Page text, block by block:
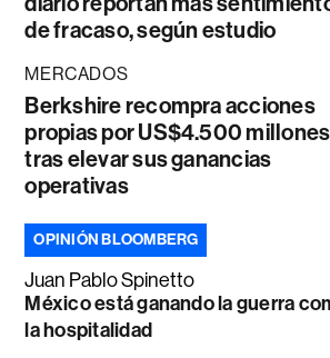
de fracaso, según estudio
MERCADOS
Berkshire recompra acciones
propias por US$4.500 millones
tras elevar sus ganancias
operativas
OPINIÓN BLOOMBERG
Juan Pablo Spinetto
México está ganando la guerra
la hospitalidad